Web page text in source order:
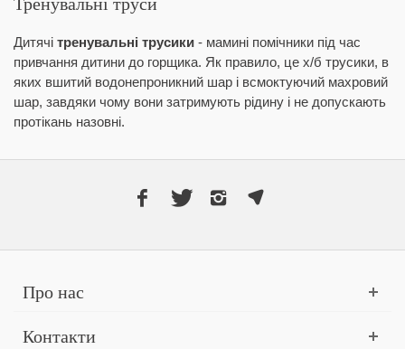
Дитячі тренувальні трусики - мамині помічники під час
привчання дитини до горщика. Як правило, це х/б трусики, в
яких вшитий водонепроникний шар і всмоктуючий махровий
шар, завдяки чому вони затримують рідину і не допускають
протікань назовні.
Про нас
Контакти